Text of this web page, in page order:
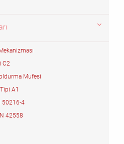
C2
Mufesi
A1
50216-4
42558